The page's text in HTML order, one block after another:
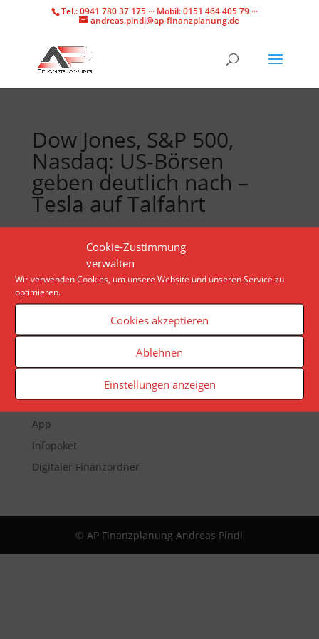
Cookie-Zustimmung
verwalten
Wir verwenden Cookies, um unsere Website und unseren Service zu
optimieren.
Cookies akzeptieren
Ablehnen
Einstellungen anzeigen
Tel.: 0941 780 37 175 ··· Mobil: 0151 464 405 79 ···
andreas.pindl@ap-finanzplanung.de
Dow Jones, S&P 500,
Nasdaq: US-Börsen
geben deutlich nach –
Tesla auf Talfahrt
Anleger an der Wall Street werfen im
Mittwochshandel Tech-Werte im großen Stil aus dem
Depot. Positive Signale gibt es immerhin seitens der
US-Konjunktur.
Reporting
App
Infopaket
Digitaler Finanzordner
© AP Finanzplanung Andreas Pindl